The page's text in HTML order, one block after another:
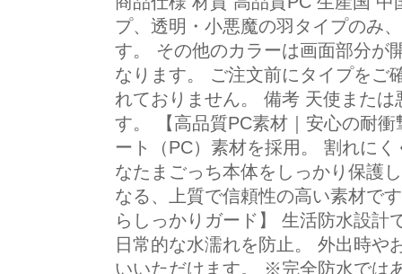
プ、透明・小悪魔の羽タイプのみ
す。 その他のカラーは画面部分が
なります。 ご注文前にタイプを
れておりません。 備考 天使また
す。 【高品質PC素材｜安心の耐
ート（PC）素材を採用。 割れに
なたまごっち本体をしっかり保護
なる、上質で信頼性の高い素材で
らしっかりガード】 生活防水設計
日常的な水濡れを防止。 外出時や
いいただけます。 ※完全防水では